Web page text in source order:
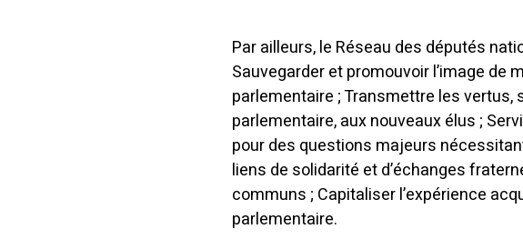
Par ailleurs, le Réseau des députés
Sauvegarder et promouvoir l’image de
parlementaire ; Transmettre les vertus,
parlementaire, aux nouveaux élus ;
pour des questions majeurs
liens de solidarité et d’échanges
communs ; Capitaliser l’expérience
parlementaire.